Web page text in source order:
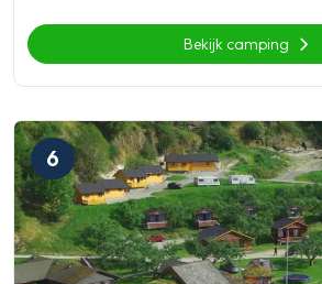
Bekijk camping
6